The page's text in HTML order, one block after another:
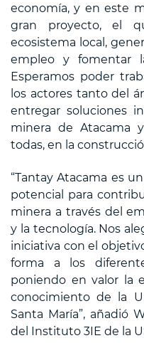
economía, y en este
gran proyecto, el
ecosistema local,
empleo y fomentar
Esperamos poder
los actores tanto del
entregar soluciones
minera de Atacama
todas, en la
“Tantay Atacama es
potencial para
minera a través del
y la tecnología. Nos
iniciativa con el
forma a los
poniendo en valor la
conocimiento de la
Santa María”, añadió
del Instituto 3IE de la